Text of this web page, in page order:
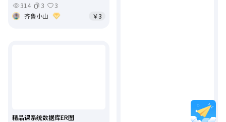
314
3
3
齐鲁小山
￥3
精品课系统数据库ER图